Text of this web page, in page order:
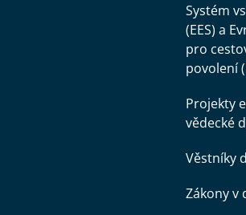
Systém
(EES) a
pro
povolení
Projekty
vědecké
Věstníky
Zákony v